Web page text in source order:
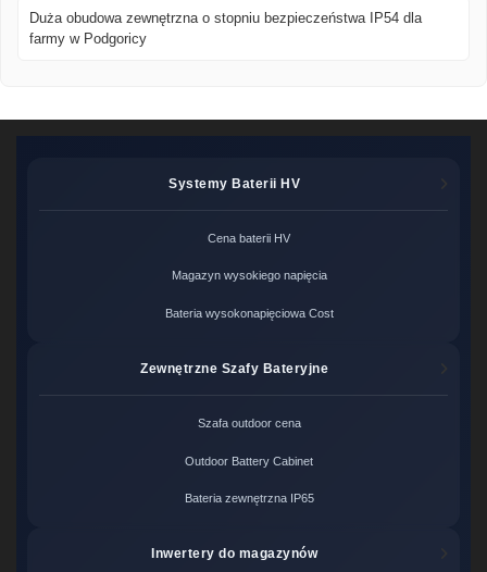
Duża obudowa zewnętrzna o stopniu bezpieczeństwa IP54 dla
farmy w Podgoricy
Systemy Baterii HV
Cena baterii HV
Magazyn wysokiego napięcia
Bateria wysokonapięciowa Cost
Zewnętrzne Szafy Bateryjne
Szafa outdoor cena
Outdoor Battery Cabinet
Bateria zewnętrzna IP65
Inwertery do magazynów